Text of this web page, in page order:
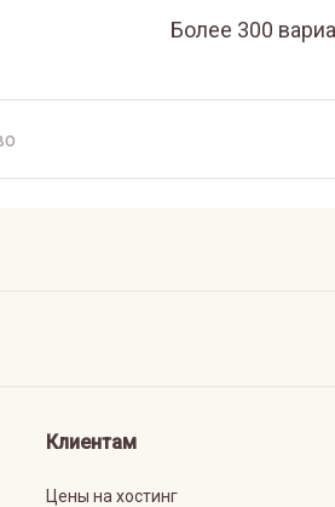
Более 300
Клиентам
Цены на хостинг